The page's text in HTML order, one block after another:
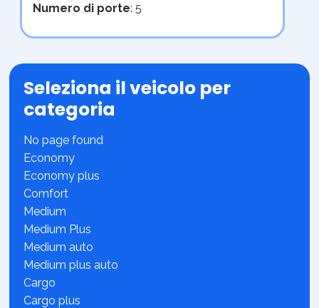
Numero di porte: 5
Seleziona il veicolo per
categoria
No page found
Economy
Economy plus
Comfort
Medium
Medium Plus
Medium auto
Medium plus auto
Cargo
Cargo plus